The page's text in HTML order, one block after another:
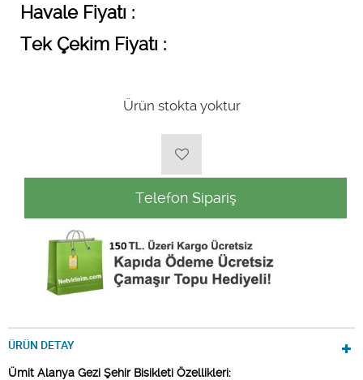
Havale Fiyatı :
Tek Çekim Fiyatı :
Ürün stokta yoktur
Telefon Sipariş
ÜRÜN DETAY
Ümit Alanya Gezi Şehir Bisikleti Özellikleri: